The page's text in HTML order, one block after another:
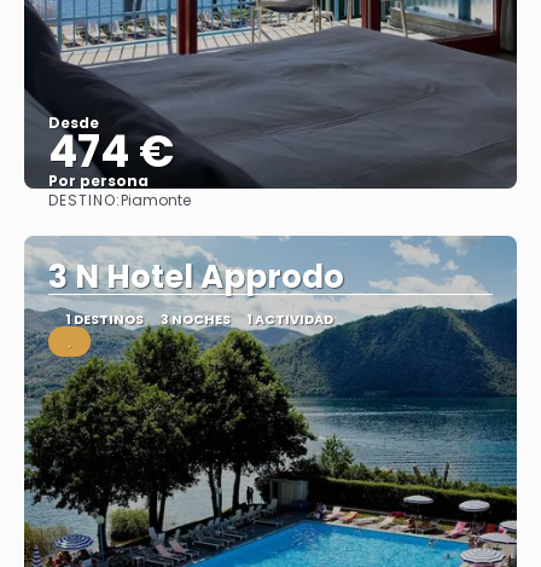
Desde
474 €
Por persona
DESTINO:Piamonte
3 N Hotel Approdo
1 DESTINOS 3 NOCHES 1 ACTIVIDAD
.